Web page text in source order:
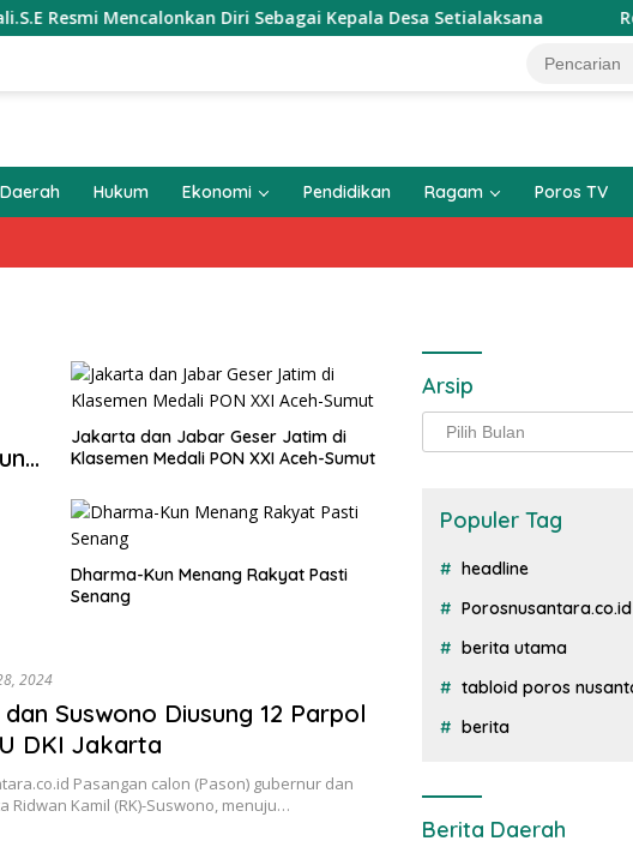
Mencalonkan Diri Sebagai Kepala Desa Setialaksana
Daerah Hukum Ekonomi Pendidikan Ragam Poros TV
Jakarta dan Jabar Geser Jatim di
Klasemen Medali PON XXI Aceh-Sumut
Dharma-Kun Menang Rakyat Pasti
Senang
2024
Suswono Diusung 12 Parpol
DKI Jakarta
Pasangan calon (Pason) gubernur dan
Ridwan Kamil (RK)-Suswono, menuju…
Arsip
Arsip
Populer Tag
headline
Porosnusantara.co.id
berita utama
tabloid poros
berita
Berita Daerah